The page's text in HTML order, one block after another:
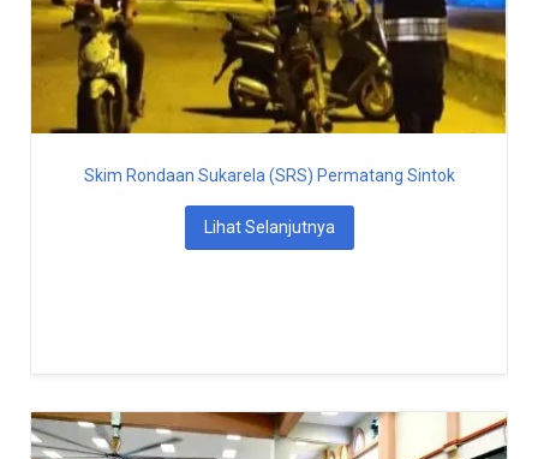
Skim Rondaan Sukarela (SRS) Permatang Sintok
Lihat Selanjutnya